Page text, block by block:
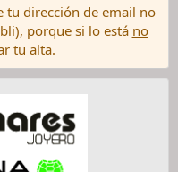
tu dirección de email no
porque si lo está no
tu alta.